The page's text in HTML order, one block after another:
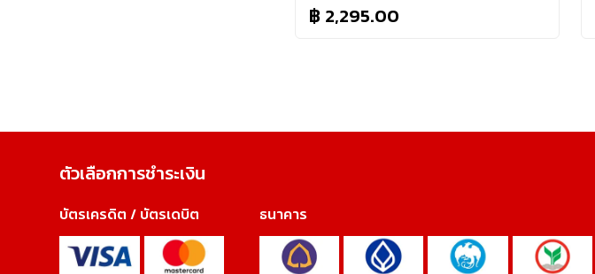
฿ 2,295.00
ตัวเลือกการชำระเงิน
บัตรเครดิต / บัตรเดบิต ธนาคาร